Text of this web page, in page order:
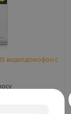
видеодомофон с